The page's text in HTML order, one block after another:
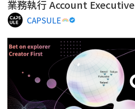
業務執行 Account Executive
CAPSULE